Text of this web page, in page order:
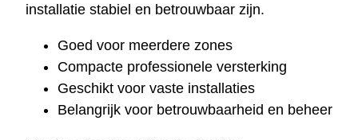
installatie stabiel en betrouwbaar zijn.
Goed voor meerdere zones
Compacte professionele versterking
Geschikt voor vaste installaties
Belangrijk voor betrouwbaarheid en beheer